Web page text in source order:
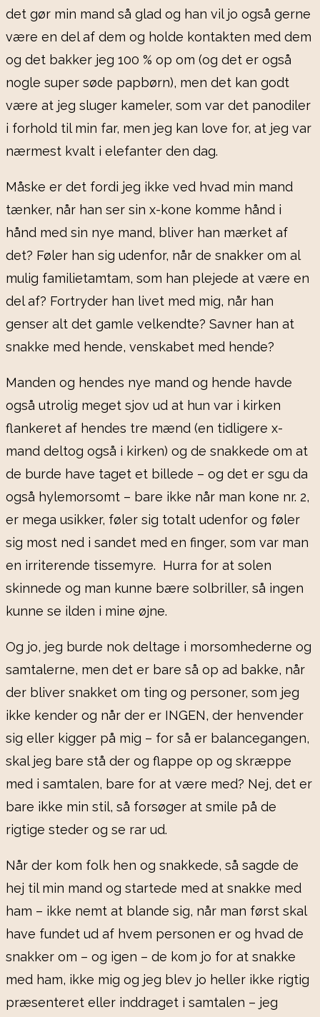
det gør min mand så glad og han vil jo også gerne
være en del af dem og holde kontakten med dem
og det bakker jeg 100 % op om (og det er også
nogle super søde papbørn), men det kan godt
være at jeg sluger kameler, som var det panodiler
i forhold til min far, men jeg kan love for, at jeg var
nærmest kvalt i elefanter den dag.
Måske er det fordi jeg ikke ved hvad min mand
tænker, når han ser sin x-kone komme hånd i
hånd med sin nye mand, bliver han mærket af
det? Føler han sig udenfor, når de snakker om al
mulig familietamtam, som han plejede at være en
del af? Fortryder han livet med mig, når han
genser alt det gamle velkendte? Savner han at
snakke med hende, venskabet med hende?
Manden og hendes nye mand og hende havde
også utrolig meget sjov ud at hun var i kirken
flankeret af hendes tre mænd (en tidligere x-
mand deltog også i kirken) og de snakkede om at
de burde have taget et billede – og det er sgu da
også hylemorsomt – bare ikke når man kone nr. 2,
er mega usikker, føler sig totalt udenfor og føler
sig most ned i sandet med en finger, som var man
en irriterende tissemyre. Hurra for at solen
skinnede og man kunne bære solbriller, så ingen
kunne se ilden i mine øjne.
Og jo, jeg burde nok deltage i morsomhederne og
samtalerne, men det er bare så op ad bakke, når
der bliver snakket om ting og personer, som jeg
ikke kender og når der er INGEN, der henvender
sig eller kigger på mig – for så er balancegangen,
skal jeg bare stå der og flappe op og skræppe
med i samtalen, bare for at være med? Nej, det er
bare ikke min stil, så forsøger at smile på de
rigtige steder og se rar ud.
Når der kom folk hen og snakkede, så sagde de
hej til min mand og startede med at snakke med
ham – ikke nemt at blande sig, når man først skal
have fundet ud af hvem personen er og hvad de
snakker om – og igen – de kom jo for at snakke
med ham, ikke mig og jeg blev jo heller ikke rigtig
præsenteret eller inddraget i samtalen – jeg